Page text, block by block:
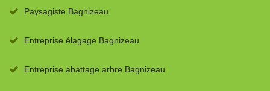
Paysagiste Bagnizeau
Entreprise élagage Bagnizeau
Entreprise abattage arbre Bagnizeau